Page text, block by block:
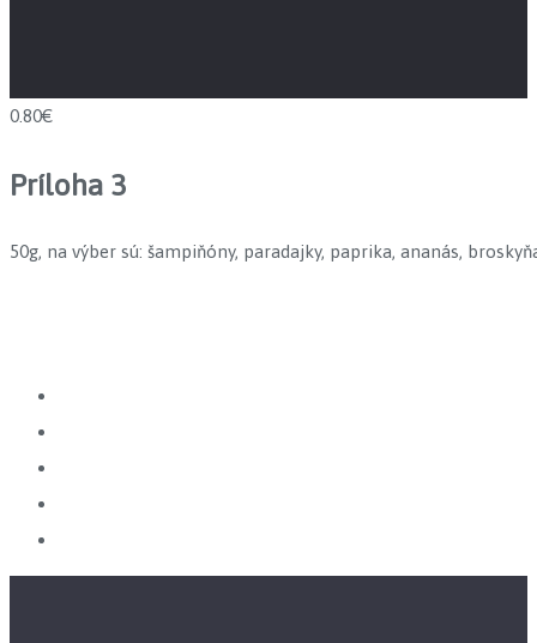
0.80€
Príloha 3
50g, na výber sú: šampiňóny, paradajky, paprika, ananás,